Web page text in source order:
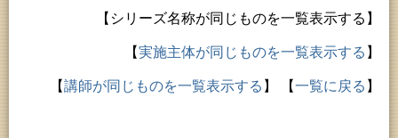
【シリーズ名称が同じものを一覧表示する】
【実施主体が同じものを一覧表示する 】
【講師が同じものを一覧表示する 】 【一覧に戻る 】